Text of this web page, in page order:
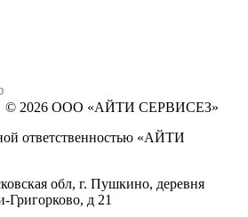
© 2026 ООО «АЙТИ СЕРВИСЕЗ»
ответственностью «АЙТИ
обл, г. Пушкино, деревня
Григорково, д 21